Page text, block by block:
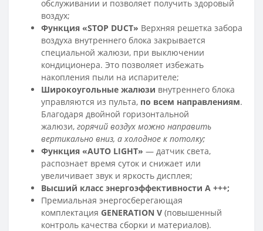
обслуживании и позволяет получить здоровый
воздух;
Функция «STOP DUCT» Верхняя решетка забора
воздуха внутреннего блока закрывается
специальной жалюзи, при выключении
кондиционера. Это позволяет избежать
накопления пыли на испарителе;
Широкоугольные жалюзи внутреннего блока
управляются из пульта, по всем направлениям.
Благодаря двойной горизонтальной
жалюзи, горячий воздух можно направить
вертикально вниз, а холодное к потолку;
Функция «AUTO LIGHT» — датчик света,
распознает время суток и снижает или
увеличивает звук и яркость дисплея;
Высший класс энергоэффективности A +++;
Премиальная энергосберегающая
комплектация GENERATION V (повышенный
контроль качества сборки и материалов).